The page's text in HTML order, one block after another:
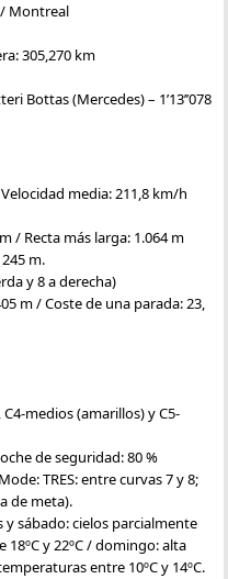
Montreal
305,270 km
Bottas (Mercedes) – 1’13’’078
media: 211,8 km/h
/ Recta más larga: 1.064 m
m.
y 8 a derecha)
m / Coste de una parada: 23,
medios (amarillos) y C5-
de seguridad: 80 %
TRES: entre curvas 7 y 8;
de meta).
sábado: cielos parcialmente
y 22ºC / domingo: alta
entre 10ºC y 14ºC.